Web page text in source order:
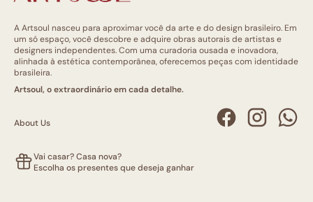
A Artsoul nasceu para aproximar você da arte e do design brasileiro. Em
um só espaço, você descobre e adquire obras autorais de artistas e
designers independentes. Com uma curadoria ousada e inovadora,
alinhada à estética contemporânea, oferecemos peças com identidade
brasileira.
Artsoul, o extraordinário em cada detalhe.
About Us
Vai casar? Casa nova?
Escolha os presentes que deseja ganhar